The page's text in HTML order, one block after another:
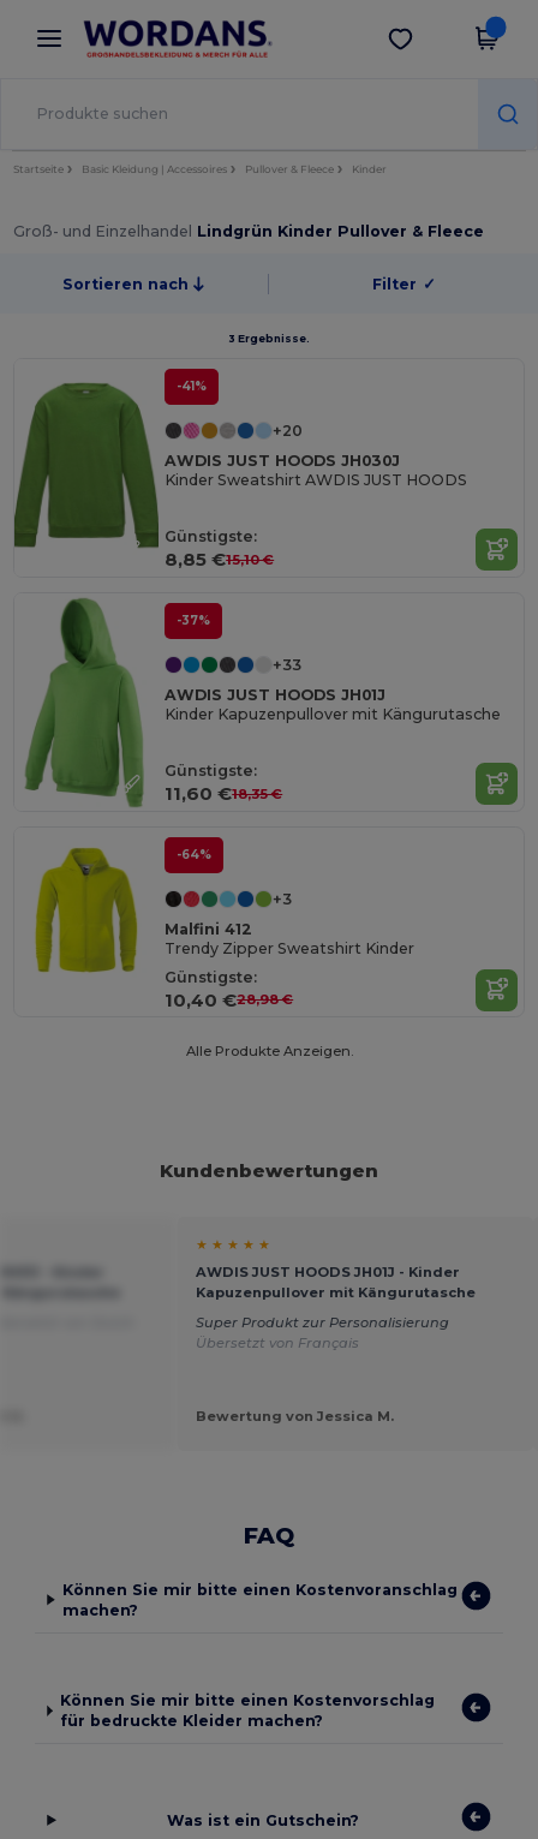
× Wordans App
Bessere Preise in der App!
App holen
Startseite Basic Kleidung | Accessoires Pullover & Fleece Kinder
Groß- und Einzelhandel Lindgrün Kinder Pullover & Fleece
Sortieren nach Filter ✓
3 Ergebnisse.
-41%
+20
AWDIS JUST HOODS JH030J
Kinder Sweatshirt AWDIS JUST HOODS
Günstigste:
8,85 €15,10 €
-37%
+33
AWDIS JUST HOODS JH01J
Kinder Kapuzenpullover mit Kängurutasche
Günstigste:
11,60 €18,35 €
-64%
+3
Malfini 412
Trendy Zipper Sweatshirt Kinder
Günstigste:
10,40 €28,98 €
Alle Produkte Anzeigen.
Kundenbewertungen
★ ★ ★ ★ ★
AWDIS JUST HOODS JH01J - Kinder
Kapuzenpullover mit Kängurutasche
Super Produkt zur Personalisierung
Übersetzt von Français
Bewertung von Jessica M.
FAQ
Können Sie mir bitte einen Kostenvoranschlag
machen?
Können Sie mir bitte einen Kostenvorschlag
für bedruckte Kleider machen?
Was ist ein Gutschein?